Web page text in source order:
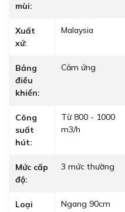
mùi:
Xuất
xứ:
Malaysia
Bảng
điều
khiển:
Cảm ứng
Công
suất
hút:
Từ 800 - 1000
m3/h
Mức cấp
độ:
3 mức thường
Loại
Ngang 90cm